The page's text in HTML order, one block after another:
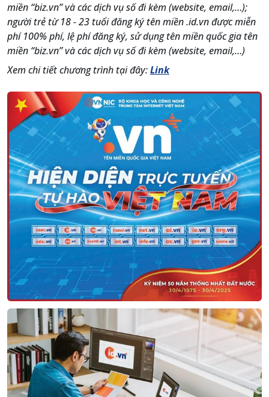
miền “biz.vn” và các dịch vụ số đi kèm (website, email,…);
người trẻ từ 18 - 23 tuổi đăng ký tên miền .id.vn được miễn
phí 100% phí, lệ phí đăng ký, sử dụng tên miền quốc gia tên
miền “biz.vn” và các dịch vụ số đi kèm (website, email,…)
Xem chi tiết chương trình tại đây:Link